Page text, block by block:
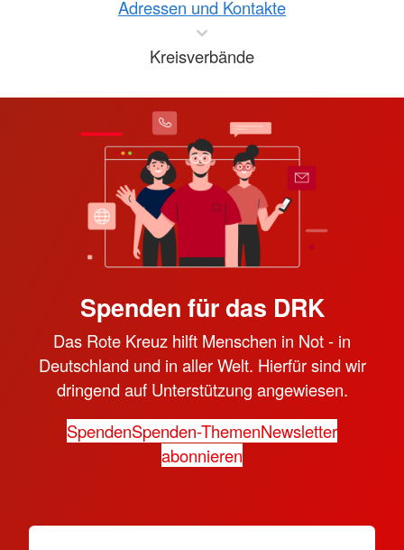
Adressen und Kontakte
Kreisverbände
Spenden für das DRK
Das Rote Kreuz hilft Menschen in Not - in
Deutschland und in aller Welt. Hierfür sind wir
dringend auf Unterstützung angewiesen.
SpendenSpenden-ThemenNewsletter
abonnieren